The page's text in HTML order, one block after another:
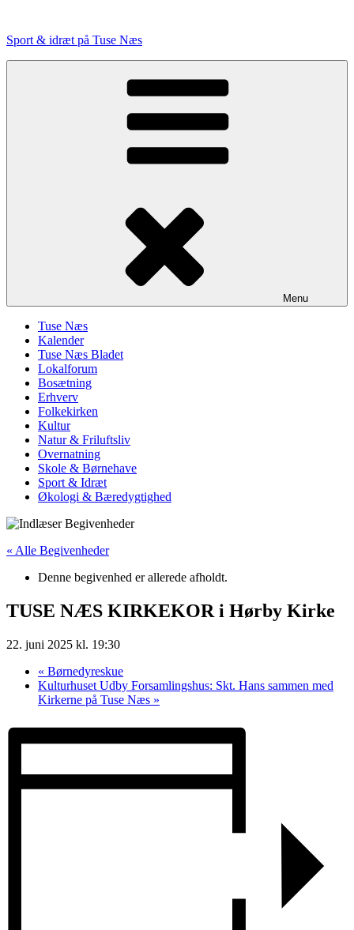
indhold
Sport & idræt på Tuse Næs
Menu
Tuse Næs
Kalender
Tuse Næs Bladet
Lokalforum
Bosætning
Erhverv
Folkekirken
Kultur
Natur & Friluftsliv
Overnatning
Skole & Børnehave
Sport & Idræt
Økologi & Bæredygtighed
« Alle Begivenheder
Denne begivenhed er allerede afholdt.
TUSE NÆS KIRKEKOR i Hørby Kirke
22. juni 2025 kl. 19:30
« Børnedyreskue
Kulturhuset Udby Forsamlingshus: Skt. Hans sammen med
Kirkerne på Tuse Næs »